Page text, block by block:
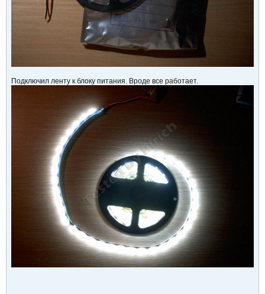
Подключил ленту к блоку питания. Вроде все работает.